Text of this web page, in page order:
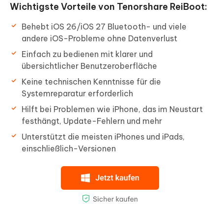
Wichtigste Vorteile von Tenorshare ReiBoot:
Behebt iOS 26/iOS 27 Bluetooth- und viele
andere iOS-Probleme ohne Datenverlust
Einfach zu bedienen mit klarer und
übersichtlicher Benutzeroberfläche
Keine technischen Kenntnisse für die
Systemreparatur erforderlich
Hilft bei Problemen wie iPhone, das im Neustart
festhängt, Update-Fehlern und mehr
Unterstützt die meisten iPhones und iPads,
einschließlich-Versionen